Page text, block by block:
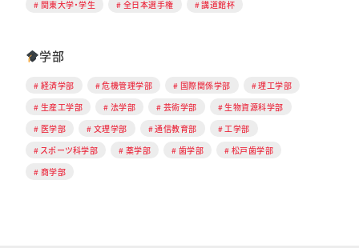
関東大学・学生
全日本選手権 講道館杯
学部
経済学部 危機管理学部 国際関係学部
理工学部
生産工学部
法学部 芸術学部
生物資源科学部
医学部
文理学部 通信教育部
工学部
スポーツ科学部
薬学部 歯学部
松戸歯学部
商学部